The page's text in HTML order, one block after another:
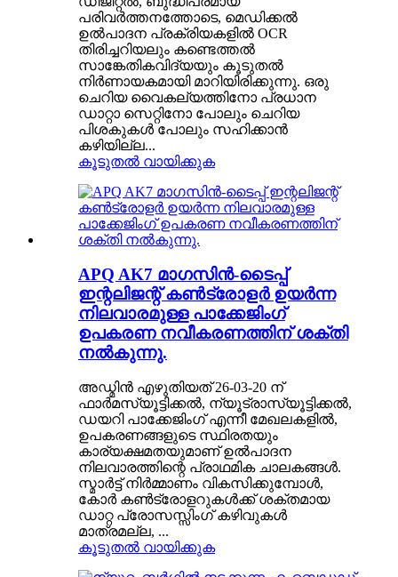
പരിവർത്തനത്തോടെ, മെഡിക്കൽ
ഉൽ‌പാദന പ്രക്രിയകളിൽ OCR
തിരിച്ചറിയലും കണ്ടെത്തൽ
സാങ്കേതികവിദ്യയും കൂടുതൽ
നിർണായകമായി മാറിയിരിക്കുന്നു. ഒരു
ചെറിയ വൈകല്യത്തിനോ പ്രധാന
ഡാറ്റാ സെറ്റിനോ പോലും ചെറിയ
പിശകുകൾ പോലും സഹിക്കാൻ
കഴിയില്ല...
കൂടുതൽ വായിക്കുക
APQ AK7 മാഗസിൻ-ടൈപ്പ്
ഇന്റലിജന്റ് കൺട്രോളർ ഉയർന്ന
നിലവാരമുള്ള പാക്കേജിംഗ്
ഉപകരണ നവീകരണത്തിന് ശക്തി
നൽകുന്നു.
അഡ്മിൻ എഴുതിയത് 26-03-20 ന്
ഫാർമസ്യൂട്ടിക്കൽ, ന്യൂട്രാസ്യൂട്ടിക്കൽ,
ഡയറി പാക്കേജിംഗ് എന്നീ മേഖലകളിൽ,
ഉപകരണങ്ങളുടെ സ്ഥിരതയും
കാര്യക്ഷമതയുമാണ് ഉൽപാദന
നിലവാരത്തിന്റെ പ്രാഥമിക ചാലകങ്ങൾ.
സ്മാർട്ട് നിർമ്മാണം വികസിക്കുമ്പോൾ,
കോർ കൺട്രോളറുകൾക്ക് ശക്തമായ
ഡാറ്റ പ്രോസസ്സിംഗ് കഴിവുകൾ
മാത്രമല്ല, ...
കൂടുതൽ വായിക്കുക